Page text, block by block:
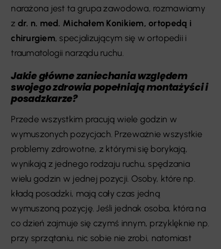
narażona jest ta grupa zawodowa, rozmawiamy
z dr. n. med. Michałem Konikiem, ortopedą i
chirurgiem, specjalizującym się w ortopedii i
traumatologii narządu ruchu.
Jakie główne zaniechania względem
swojego zdrowia popełniają montażyści i
posadzkarze?
Przede wszystkim pracują wiele godzin w
wymuszonych pozycjach. Przeważnie wszystkie
problemy zdrowotne, z którymi się borykają,
wynikają z jednego rodzaju ruchu, spędzania
wielu godzin w jednej pozycji. Osoby, które np.
kładą posadzki, mają cały czas jedną
wymuszoną pozycję. Jeśli jednak osoba, która na
co dzień zajmuje się czymś innym, przyklęknie np.
przy sprzątaniu, nic sobie nie zrobi, natomiast